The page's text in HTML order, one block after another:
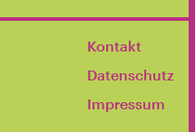
Kontakt
Datenschutz
Impressum